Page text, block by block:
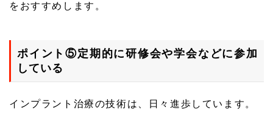
をおすすめします。
ポイント⑤定期的に研修会や学会などに参加
している
インプラント治療の技術は、日々進歩しています。